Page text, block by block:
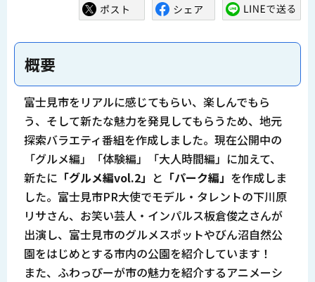
概要
富士見市をリアルに感じてもらい、楽しんでもら
う、そして新たな魅力を発見してもらうため、地元
探索バラエティ番組を作成しました。現在公開中の
「グルメ編」「体験編」「大人時間編」に加えて、
新たに 「グルメ編vol.2」 と 「パーク編」 を作成しま
した。富士見市PR大使でモデル・タレントの下川原
リサさん、お笑い芸人・インパルス板倉俊之さんが
出演し、富士見市のグルメスポットやびん沼自然公
園をはじめとする市内の公園を紹介しています！
また、ふわっぴーが市の魅力を紹介するアニメーシ